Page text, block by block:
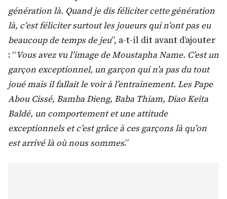
génération là. Quand je dis féliciter cette génération
là, c’est féliciter surtout les joueurs qui n’ont pas eu
beaucoup de temps de jeu”, a-t-il dit avant d’ajouter
: “Vous avez vu l’image de Moustapha Name. C’est un
garçon exceptionnel, un garçon qui n’a pas du tout
joué mais il fallait le voir à l’entrainement. Les Pape
Abou Cissé, Bamba Dieng, Baba Thiam, Diao Keita
Baldé, un comportement et une attitude
exceptionnels et c’est grâce à ces garçons là qu’on
est arrivé là où nous sommes.”